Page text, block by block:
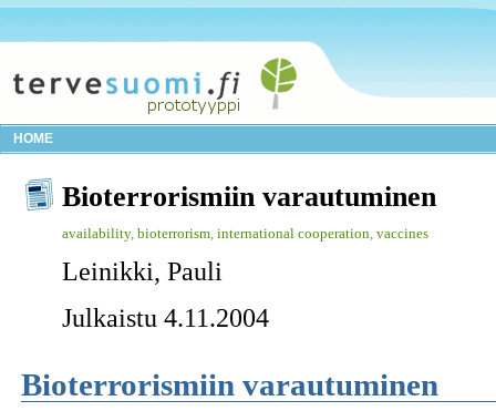
HOME
Bioterrorismiin varautuminen
availability, bioterrorism international cooperation vaccines
Leinikki, Pauli
Julkaistu 4.11.2004
Bioterrorismiin varautuminen